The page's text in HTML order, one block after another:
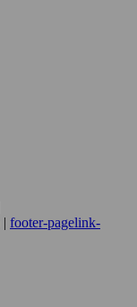
| footer-pagelink-